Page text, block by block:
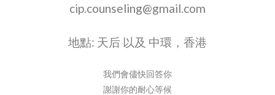
cip.counseling@gmail.com
地點: 天后 以及 中環 ，香港
我們會儘快回答你
謝謝你的耐心等候